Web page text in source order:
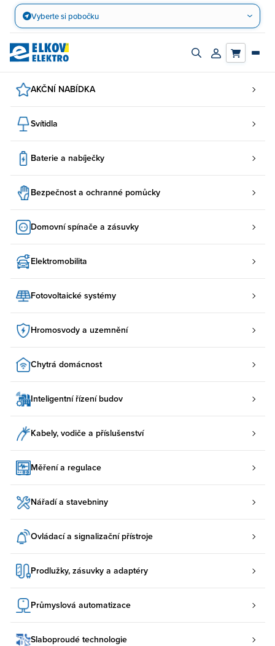
Přejít
obsah
Vyberte si pobočku
Zapnout/vypnout
Přihlásit/
AKČNÍ NABÍDKA
Svítidla
Baterie a nabíječky
Bezpečnost a ochranné pomůcky
Domovní spínače a zásuvky
Elektromobilita
Fotovoltaické systémy
Hromosvody a uzemnění
Chytrá domácnost
Inteligentní řízení budov
Kabely, vodiče a příslušenství
Měření a regulace
Nářadí a stavebniny
Ovládací a signalizační přístroje
Prodlužky, zásuvky a adaptéry
Průmyslová automatizace
Slaboproudé technologie